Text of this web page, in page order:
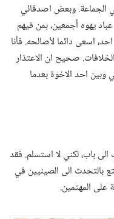
الجماعة.‏ وبعض اصدقائي
يهوه أجمعين،‏ بمن فيهم
اسعى دائما لأصالحه.‏ فأنا
صحيح ان الاعتذار
وبين احد الاخوة بعدما
باب،‏ لكني لا استسلم.‏ فقد
بالتحدث الى الصينيين في